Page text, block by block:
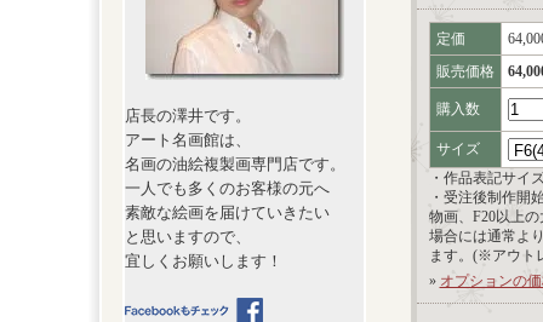
店長の澤井です。
アート名画館は、
名画の油絵複製画専門店です。
一人でも多くのお客様の元へ
素敵な絵画を届けていきたい
と思いますので、
宜しくお願いします！
定価
販売価格
購入数
サイズ
・作品表記サイ
・受注後制作開
物画、F20以上
場合には通常よ
ます。(※アウト
» オプションの